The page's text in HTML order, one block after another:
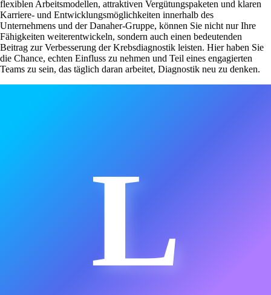
flexiblen Arbeitsmodellen, attraktiven Vergütungspaketen und klaren
Karriere- und Entwicklungsmöglichkeiten innerhalb des
Unternehmens und der Danaher-Gruppe, können Sie nicht nur Ihre
Fähigkeiten weiterentwickeln, sondern auch einen bedeutenden
Beitrag zur Verbesserung der Krebsdiagnostik leisten. Hier haben Sie
die Chance, echten Einfluss zu nehmen und Teil eines engagierten
Teams zu sein, das täglich daran arbeitet, Diagnostik neu zu denken.
L